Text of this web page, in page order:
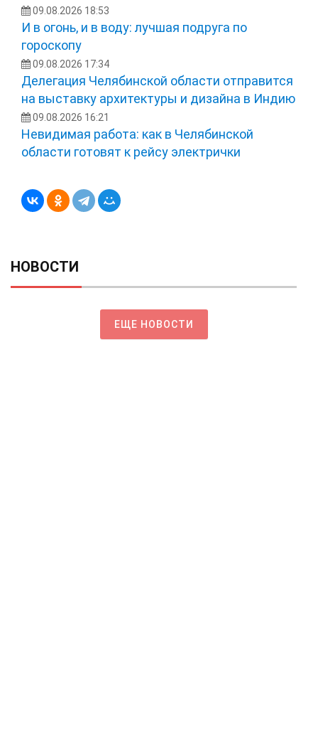
09.08.2026 18:53
И в огонь, и в воду: лучшая подруга по
гороскопу
09.08.2026 17:34
Делегация Челябинской области отправится
на выставку архитектуры и дизайна в Индию
09.08.2026 16:21
Невидимая работа: как в Челябинской
области готовят к рейсу электрички
НОВОСТИ
ЕЩЕ НОВОСТИ